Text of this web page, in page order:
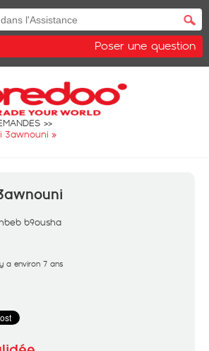
Poser une question
3awnouni »
b9ousha
a environ 7 ans